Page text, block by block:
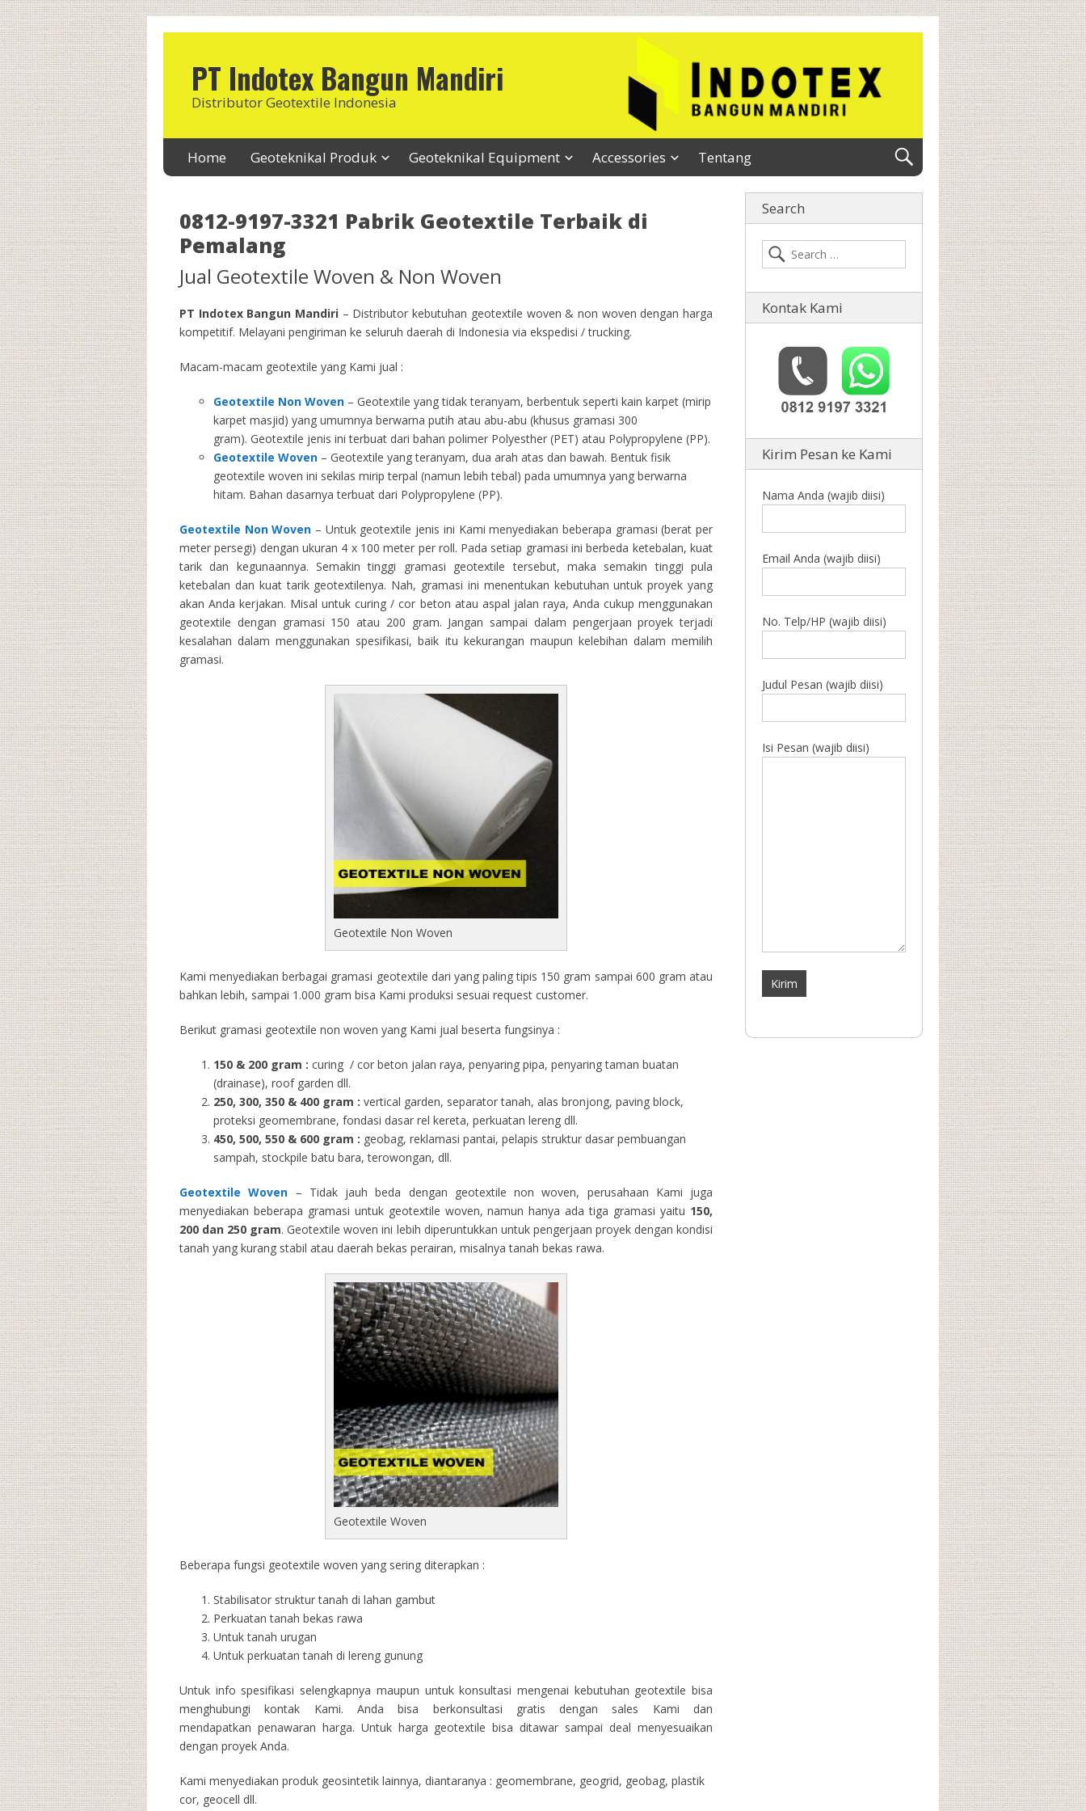
PT Indotex Bangun Mandiri
Distributor Geotextile Indonesia
Home Geoteknikal Produk Geoteknikal Equipment Accessories Tentang
0812-9197-3321 Pabrik Geotextile Terbaik di
Pemalang
Jual Geotextile Woven & Non Woven
PT Indotex Bangun Mandiri – Distributor kebutuhan geotextile woven & non woven dengan harga
kompetitif. Melayani pengiriman ke seluruh daerah di Indonesia via ekspedisi / trucking.
Macam-macam geotextile yang Kami jual :
Geotextile Non Woven – Geotextile yang tidak teranyam, berbentuk seperti kain karpet (mirip
karpet masjid) yang umumnya berwarna putih atau abu-abu (khusus gramasi 300
gram). Geotextile jenis ini terbuat dari bahan polimer Polyesther (PET) atau Polypropylene (PP).
Geotextile Woven – Geotextile yang teranyam, dua arah atas dan bawah. Bentuk fisik
geotextile woven ini sekilas mirip terpal (namun lebih tebal) pada umumnya yang berwarna
hitam. Bahan dasarnya terbuat dari Polypropylene (PP).
Geotextile Non Woven – Untuk geotextile jenis ini Kami menyediakan beberapa gramasi (berat per
meter persegi) dengan ukuran 4 x 100 meter per roll. Pada setiap gramasi ini berbeda ketebalan, kuat
tarik dan kegunaannya. Semakin tinggi gramasi geotextile tersebut, maka semakin tinggi pula
ketebalan dan kuat tarik geotextilenya. Nah, gramasi ini menentukan kebutuhan untuk proyek yang
akan Anda kerjakan. Misal untuk curing / cor beton atau aspal jalan raya, Anda cukup menggunakan
geotextile dengan gramasi 150 atau 200 gram. Jangan sampai dalam pengerjaan proyek terjadi
kesalahan dalam menggunakan spesifikasi, baik itu kekurangan maupun kelebihan dalam memilih
gramasi.
Geotextile Non Woven
Kami menyediakan berbagai gramasi geotextile dari yang paling tipis 150 gram sampai 600 gram atau
bahkan lebih, sampai 1.000 gram bisa Kami produksi sesuai request customer.
Berikut gramasi geotextile non woven yang Kami jual beserta fungsinya :
150 & 200 gram : curing / cor beton jalan raya, penyaring pipa, penyaring taman buatan
(drainase), roof garden dll.
250, 300, 350 & 400 gram : vertical garden, separator tanah, alas bronjong, paving block,
proteksi geomembrane, fondasi dasar rel kereta, perkuatan lereng dll.
450, 500, 550 & 600 gram : geobag, reklamasi pantai, pelapis struktur dasar pembuangan
sampah, stockpile batu bara, terowongan, dll.
Geotextile Woven – Tidak jauh beda dengan geotextile non woven, perusahaan Kami juga
menyediakan beberapa gramasi untuk geotextile woven, namun hanya ada tiga gramasi yaitu 150,
200 dan 250 gram. Geotextile woven ini lebih diperuntukkan untuk pengerjaan proyek dengan kondisi
tanah yang kurang stabil atau daerah bekas perairan, misalnya tanah bekas rawa.
Geotextile Woven
Beberapa fungsi geotextile woven yang sering diterapkan :
Stabilisator struktur tanah di lahan gambut
Perkuatan tanah bekas rawa
Untuk tanah urugan
Untuk perkuatan tanah di lereng gunung
Untuk info spesifikasi selengkapnya maupun untuk konsultasi mengenai kebutuhan geotextile bisa
menghubungi kontak Kami. Anda bisa berkonsultasi gratis dengan sales Kami dan
mendapatkan penawaran harga. Untuk harga geotextile bisa ditawar sampai deal menyesuaikan
dengan proyek Anda.
Kami menyediakan produk geosintetik lainnya, diantaranya : geomembrane, geogrid, geobag, plastik
cor, geocell dll.
Search
Kontak Kami
Kirim Pesan ke Kami
Nama Anda (wajib diisi)
Email Anda (wajib diisi)
No. Telp/HP (wajib diisi)
Judul Pesan (wajib diisi)
Isi Pesan (wajib diisi)